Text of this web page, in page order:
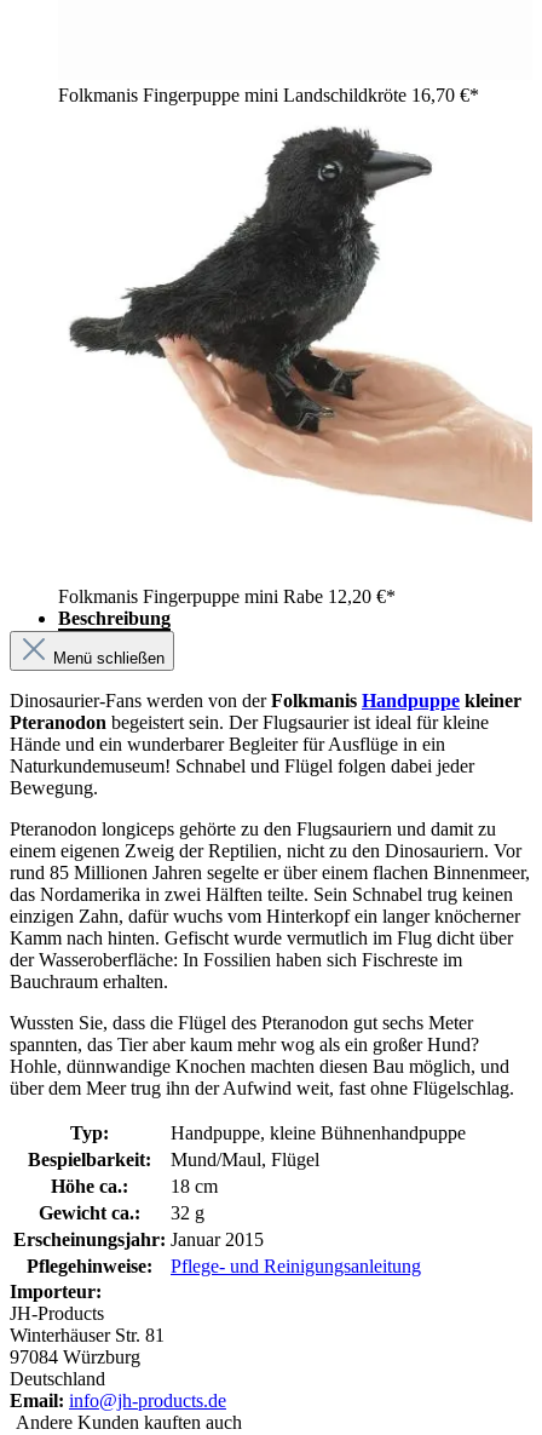
Folkmanis Fingerpuppe mini Landschildkröte 16,70 €*
Folkmanis Fingerpuppe mini Rabe 12,20 €*
Beschreibung
Menü schließen
Dinosaurier-Fans werden von derFolkmanis Handpuppe kleiner
Pteranodon begeistert sein. Der Flugsaurier ist ideal für kleine
Hände und ein wunderbarer Begleiter für Ausflüge in ein
Naturkundemuseum! Schnabel und Flügel folgen dabei jeder
Bewegung.
Pteranodon longiceps gehörte zu den Flugsauriern und damit zu
einem eigenen Zweig der Reptilien, nicht zu den Dinosauriern. Vor
rund 85 Millionen Jahren segelte er über einem flachen Binnenmeer,
das Nordamerika in zwei Hälften teilte. Sein Schnabel trug keinen
einzigen Zahn, dafür wuchs vom Hinterkopf ein langer knöcherner
Kamm nach hinten. Gefischt wurde vermutlich im Flug dicht über
der Wasseroberfläche: In Fossilien haben sich Fischreste im
Bauchraum erhalten.
Wussten Sie, dass die Flügel des Pteranodon gut sechs Meter
spannten, das Tier aber kaum mehr wog als ein großer Hund?
Hohle, dünnwandige Knochen machten diesen Bau möglich, und
über dem Meer trug ihn der Aufwind weit, fast ohne Flügelschlag.
Typ:
Handpuppe, kleine Bühnenhandpuppe
Bespielbarkeit:
Mund/Maul, Flügel
Höhe ca.:
18 cm
Gewicht ca.:
32 g
Erscheinungsjahr: Januar 2015
Pflegehinweise:
Pflege- und Reinigungsanleitung
Importeur:
JH-Products
Winterhäuser Str. 81
97084 Würzburg
Deutschland
Email: info@jh-products.de
Andere Kunden kauften auch